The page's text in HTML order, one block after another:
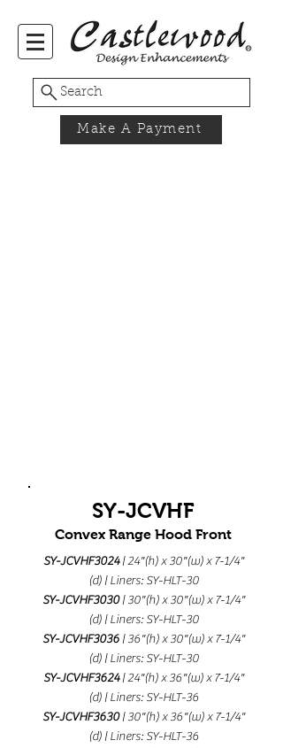
Search
Make A Payment
SY-JCVHF
Convex Range Hood Front
SY-JCVHF3024| 24"(h) x 30"(w) x 7-1/4"
(d) | Liners: SY-HLT-30
SY-JCVHF3030| 30"(h) x 30"(w) x 7-1/4"
(d) | Liners: SY-HLT-30
SY-JCVHF3036 | 36"(h) x 30"(w) x 7-1/4"
(d) | Liners: SY-HLT-30
SY-JCVHF3624| 24"(h) x 36"(w) x 7-1/4"
(d) | Liners: SY-HLT-36
SY-JCVHF3630| 30"(h) x 36"(w) x 7-1/4"
(d) | Liners: SY-HLT-36